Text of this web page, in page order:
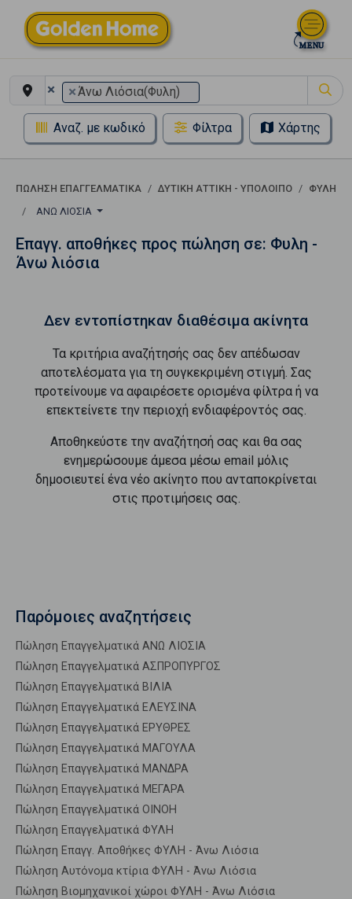
× ×Άνω Λιόσια(Φυλη)
Αναζ. με κωδικό Φίλτρα Χάρτης
ΠΏΛΗΣΗ ΕΠΑΓΓΕΛΜΑΤΙΚΆ ΔΥΤΙΚΗ ΑΤΤΙΚΗ - ΥΠΟΛΟΙΠΟ
ΦΥΛΗ
ΆΝΩ ΛΙΌΣΙΑ
Επαγγ. αποθήκες προς πώληση σε: Φυλη -
Άνω λιόσια
Δεν εντοπίστηκαν διαθέσιμα ακίνητα
Τα κριτήρια αναζήτησής σας δεν απέδωσαν
αποτελέσματα για τη συγκεκριμένη στιγμή. Σας
προτείνουμε να αφαιρέσετε ορισμένα φίλτρα ή να
επεκτείνετε την περιοχή ενδιαφέροντός σας.
Αποθηκεύστε την αναζήτησή σας και θα σας
ενημερώσουμε άμεσα μέσω email μόλις
δημοσιευτεί ένα νέο ακίνητο που ανταποκρίνεται
στις προτιμήσεις σας.
Παρόμοιες αναζητήσεις
Πώληση Επαγγελματικά ΑΝΩ ΛΙΟΣΙΑ
Πώληση Επαγγελματικά ΑΣΠΡΟΠΥΡΓΟΣ
Πώληση Επαγγελματικά ΒΙΛΙΑ
Πώληση Επαγγελματικά ΕΛΕΥΣΙΝΑ
Πώληση Επαγγελματικά ΕΡΥΘΡΕΣ
Πώληση Επαγγελματικά ΜΑΓΟΥΛΑ
Πώληση Επαγγελματικά ΜΑΝΔΡΑ
Πώληση Επαγγελματικά ΜΕΓΑΡΑ
Πώληση Επαγγελματικά ΟΙΝΟΗ
Πώληση Επαγγελματικά ΦΥΛΗ
Πώληση Επαγγ. Αποθήκες ΦΥΛΗ - Άνω Λιόσια
Πώληση Αυτόνομα κτίρια ΦΥΛΗ - Άνω Λιόσια
Πώληση Βιομηχανικοί χώροι ΦΥΛΗ - Άνω Λιόσια